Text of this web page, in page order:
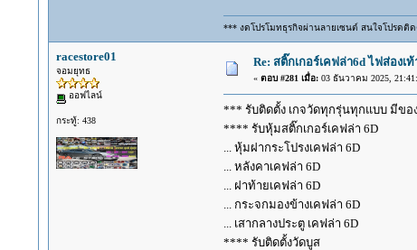
*** งดโปรโมทธุรกิจผ่านลายเซนต์ สนใจโปรดติ
racestore01
จอมยุทธ
ออฟไลน์
กระทู้: 438
Re: สติ๊กเกอร์เคฟล่า6d ไฟส่องเ
« ตอบ #281 เมื่อ:03 ธันวาคม 2025,
*** รับติดตั้ง เกจวัดทุกรุ่นทุกแบบ มีขอ
**** รับหุ้มสติ๊กเกอร์เคฟล่า 6D
... หุ้มฝากระโปรงเคฟล่า 6D
... หลังคาเคฟล่า 6D
... ฝาท้ายเคฟล่า 6D
... กระจกมองข้างเคฟล่า 6D
... เสากลางประตู เคฟล่า 6D
**** รับติดตั้งวัดบูส